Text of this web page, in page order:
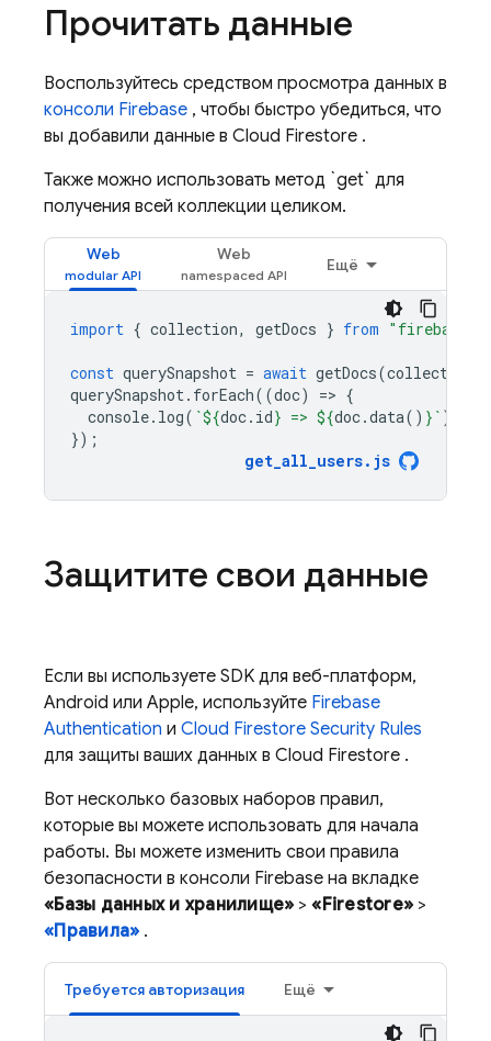
Прочитать данные
Воспользуйтесь средством просмотра данных в
консоли Firebase , чтобы быстро убедиться, что
вы добавили данные в Cloud Firestore .
Также можно использовать метод `get` для
получения всей коллекции целиком.
Web Web
Ещё
import { collection, getDocs } from "firebase/
const querySnapshot = await getDocs(collection
querySnapshot. forEach((doc) => {
console. log( `${doc. id} => ${doc.data() } ` );
});
get_all_users. js
Защитите свои данные
Если вы используете SDK для веб-платформ,
Android или Apple, используйте Firebase
Authentication и Cloud Firestore Security Rules
для защиты ваших данных в Cloud Firestore .
Вот несколько базовых наборов правил,
которые вы можете использовать для начала
работы. Вы можете изменить свои правила
безопасности в консоли Firebase на вкладке
«Базы данных и хранилище» >«Firestore» >
«Правила» .
Требуется авторизация Ещё